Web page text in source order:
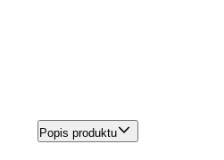
Popis produktu